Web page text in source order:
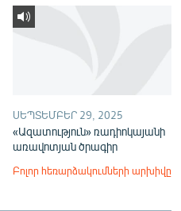
ՍԵՊՏԵՄԲԵՐ 29, 2025
«Ազատություն» ռադիոկայանի
առավոտյան ծրագիր
Բոլոր հեռարձակումների արխիվը